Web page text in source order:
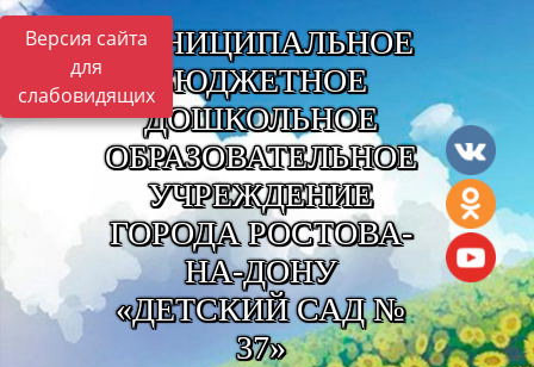
Версия сайта
для
слабовидящих
МУНИЦИПАЛЬНОЕ
БЮДЖЕТНОЕ
ДОШКОЛЬНОЕ
ОБРАЗОВАТЕЛЬНОЕ
УЧРЕЖДЕНИЕ
ГОРОДА РОСТОВА-
НА-ДОНУ
«ДЕТСКИЙ САД №
37»